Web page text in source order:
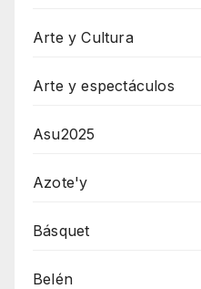
Arte y Cultura
Arte y espectáculos
Asu2025
Azote'y
Básquet
Belén